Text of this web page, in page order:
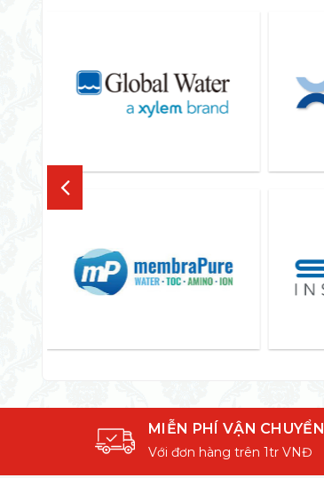
MIỄN PHÍ VẬN CHUYỂN
Với đơn hàng trên 1tr VNĐ